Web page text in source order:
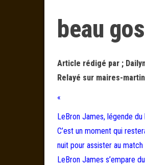
beau
Article rédigé par ;
Relayé sur maires-
«
LeBron James, légende
C’est un moment qui
nuit pour assister au
LeBron James s’empare